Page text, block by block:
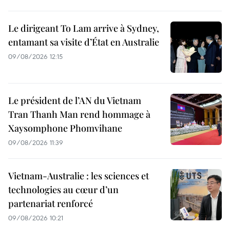
Le dirigeant To Lam arrive à Sydney,
entamant sa visite d’État en Australie
09/08/2026 12:15
Le président de l’AN du Vietnam
Tran Thanh Man rend hommage à
Xaysomphone Phomvihane
09/08/2026 11:39
Vietnam-Australie : les sciences et
technologies au cœur d’un
partenariat renforcé
09/08/2026 10:21